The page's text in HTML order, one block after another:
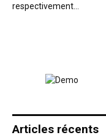
respectivement…
Articles récents